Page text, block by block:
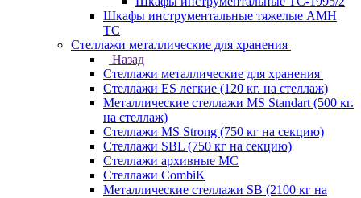
Шкафы инструментальные тяжелые AMH
TC
Стеллажи металлические для хранения
Назад
Стеллажи металлические для хранения
Стеллажи ES легкие (120 кг. на стеллаж)
Металлические стеллажи MS Standart (500 кг.
на стеллаж)
Стеллажи MS Strong (750 кг на секцию)
Стеллажи SBL (750 кг на секцию)
Стеллажи архивные МС
Стеллажи CombiK
Металлические стеллажи SB (2100 кг на